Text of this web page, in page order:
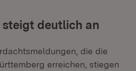
steigt deutlich an
die die
erreichen, stiegen